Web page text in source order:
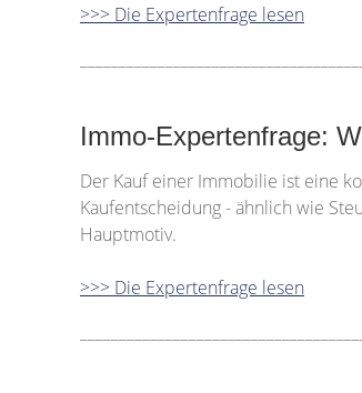
>>> Die Expertenfrage lesen
Immo-Expertenfrage:
Der Kauf einer Immobilie ist eine
Kaufentscheidung - ähnlich wie
Hauptmotiv.
>>> Die Expertenfrage lesen